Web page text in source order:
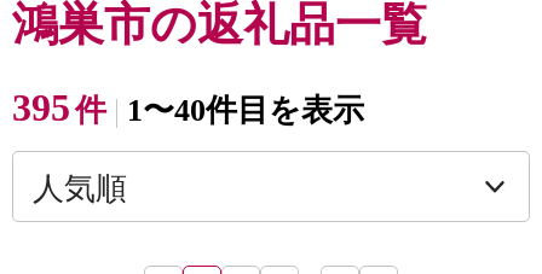
鴻巣市の返礼品一覧
395件 1〜40件目を表示